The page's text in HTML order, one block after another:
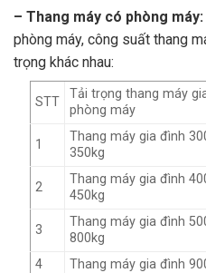
– Thang máy có phòng máy:
phòng máy, công suất thang
trọng khác nhau:
STT
Tải trọng thang máy
phòng máy
1
Thang máy gia đình
350kg
2
Thang máy gia đình
450kg
3
Thang máy gia đình
800kg
4 Thang máy gia đình